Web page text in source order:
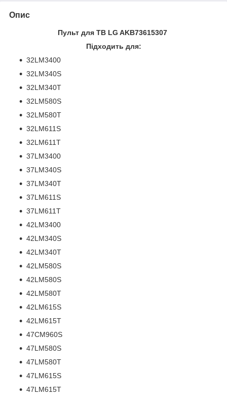
Опис
Пульт для ТВ LG AKB73615307
Підходить для:
32LM3400
32LM340S
32LM340T
32LM580S
32LM580T
32LM611S
32LM611T
37LM3400
37LM340S
37LM340T
37LM611S
37LM611T
42LM3400
42LM340S
42LM340T
42LM580S
42LM580S
42LM580T
42LM615S
42LM615T
47CM960S
47LM580S
47LM580T
47LM615S
47LM615T